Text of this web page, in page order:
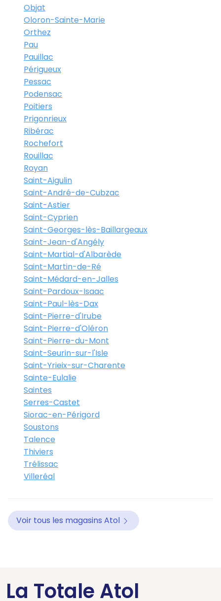
Objat
Oloron-Sainte-Marie
Orthez
Pau
Pauillac
Périgueux
Pessac
Podensac
Poitiers
Prigonrieux
Ribérac
Rochefort
Rouillac
Royan
Saint-Aigulin
Saint-André-de-Cubzac
Saint-Astier
Saint-Cyprien
Saint-Georges-lès-Baillargeaux
Saint-Jean-d'Angély
Saint-Martial-d'Albarède
Saint-Martin-de-Ré
Saint-Médard-en-Jalles
Saint-Pardoux-Isaac
Saint-Paul-lès-Dax
Saint-Pierre-d'Irube
Saint-Pierre-d'Oléron
Saint-Pierre-du-Mont
Saint-Seurin-sur-l'Isle
Saint-Yrieix-sur-Charente
Sainte-Eulalie
Saintes
Serres-Castet
Siorac-en-Périgord
Soustons
Talence
Thiviers
Trélissac
Villeréal
Voir tous les magasins Atol
La Totale Atol